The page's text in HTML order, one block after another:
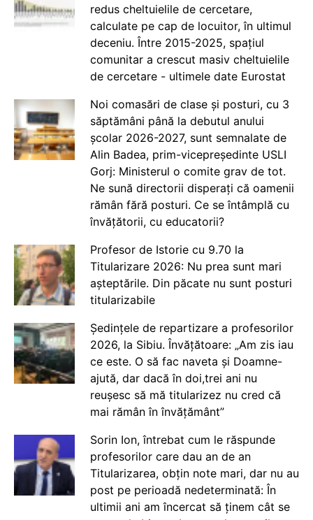
redus cheltuielile de cercetare,
calculate pe cap de locuitor, în ultimul
deceniu. Între 2015-2025, spațiul
comunitar a crescut masiv cheltuielile
de cercetare - ultimele date Eurostat
Noi comasări de clase și posturi, cu 3
săptămâni până la debutul anului
școlar 2026-2027, sunt semnalate de
Alin Badea, prim-vicepreședinte USLI
Gorj: Ministerul o comite grav de tot.
Ne sună directorii disperați că oamenii
rămân fără posturi. Ce se întâmplă cu
învățătorii, cu educatorii?
Profesor de Istorie cu 9.70 la
Titularizare 2026: Nu prea sunt mari
așteptările. Din păcate nu sunt posturi
titularizabile
Ședințele de repartizare a profesorilor
2026, la Sibiu. Învățătoare: „Am zis iau
ce este. O să fac naveta și Doamne-
ajută, dar dacă în doi,trei ani nu
reușesc să mă titularizez nu cred că
mai rămân în învățământ”
Sorin Ion, întrebat cum le răspunde
profesorilor care dau an de an
Titularizarea, obțin note mari, dar nu au
post pe perioadă nedeterminată: În
ultimii ani am încercat să ținem cât se